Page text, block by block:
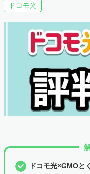
ドコモ光
ドコモ光×GMOと